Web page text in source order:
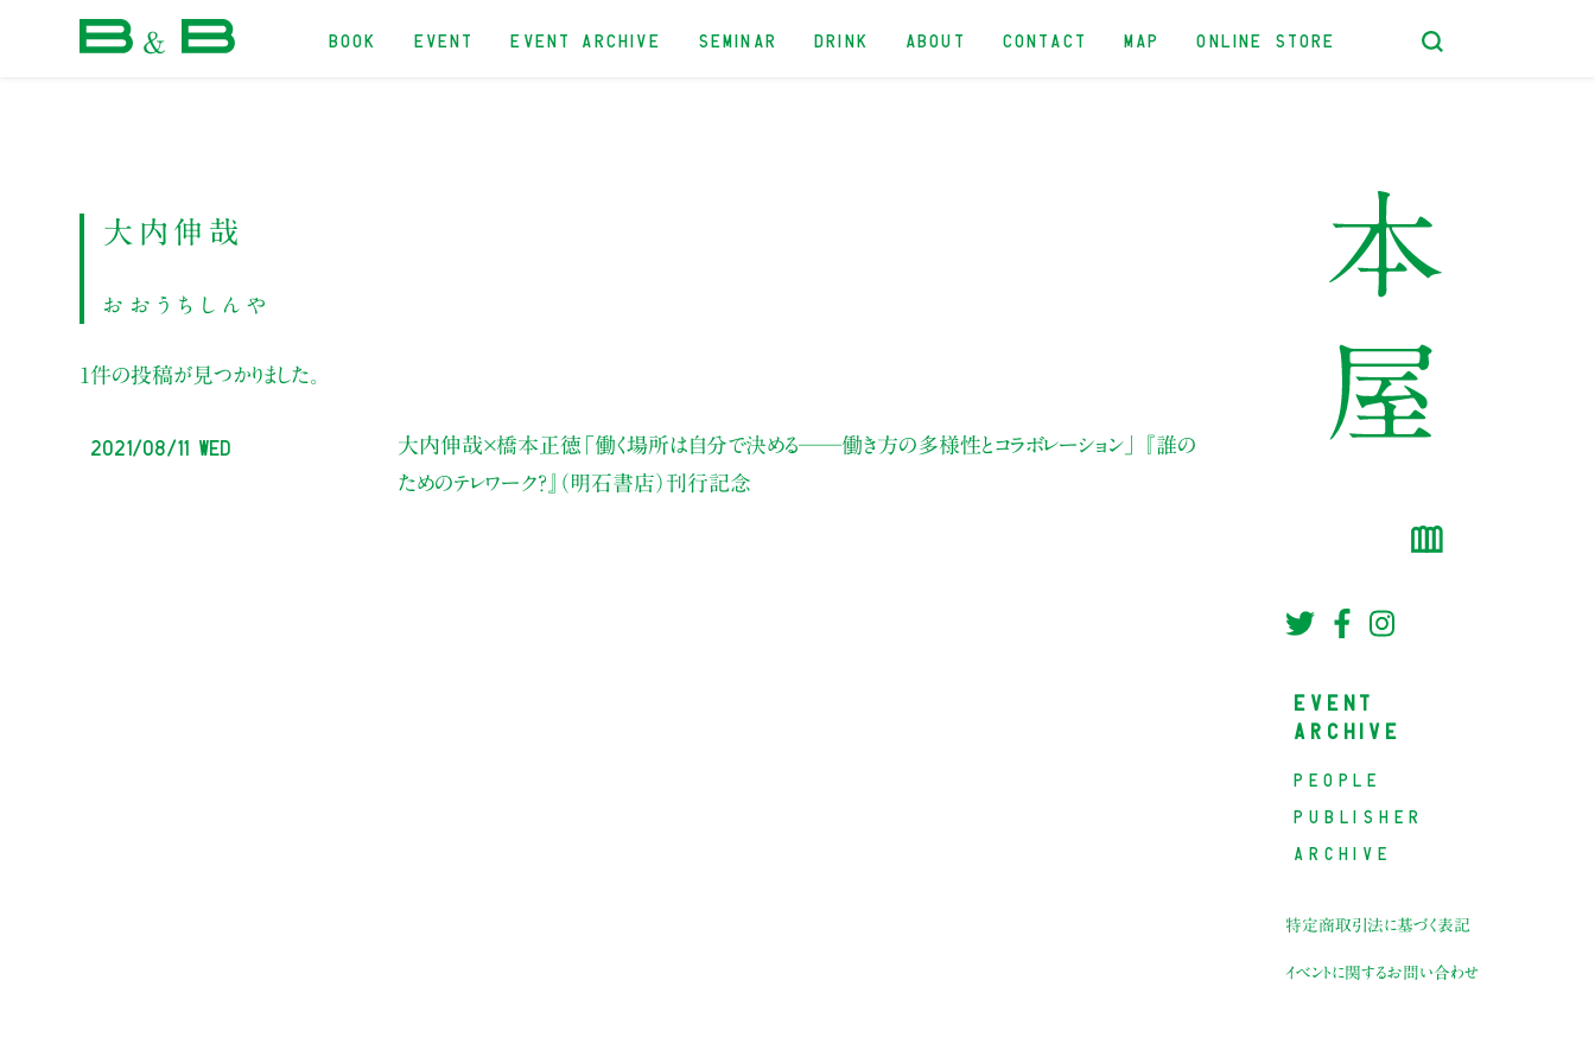
BOOK EVENT EVENT ARCHIVE SEMINAR DRINK ABOUT CONTACT MAP ONLINE STORE
大内伸哉
おおうちしんや
1件の投稿が見つかりました。
2021/08/11 Wed 大内伸哉×橋本正徳 「働く場所は自分で決める──働き方の多様性とコラボレーション」
『誰の
ためのテレワーク？』（明石書店）刊行記念
EVENT
ARCHIVE
PEOPLE
PUBLISHER
ARCHIVE
特定商取引法に基づく表記
イベントに関するお問い合わせ